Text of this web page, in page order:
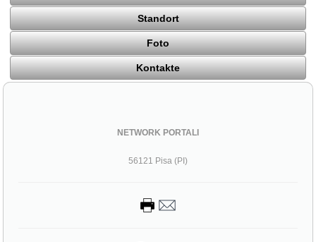
Standort
Foto
Kontakte
NETWORK PORTALI
56121 Pisa (PI)